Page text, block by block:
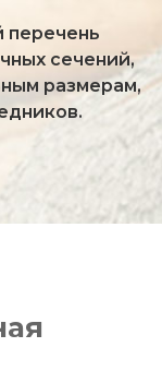
перечень
сечений,
размерам,